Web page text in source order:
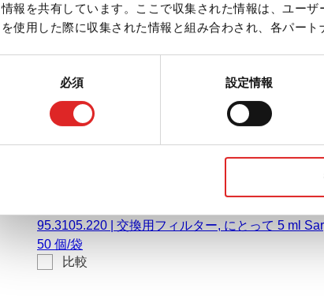
情報を共有しています。ここで収集された情報は、ユー
を使用した際に収集された情報と組み合わされ、各パート
必須 設定情報
て シングルチャンネルおよびマルチチャンネルピ
箱
比較
交換用フィルター, にとって 5 ml Sarpette®
95.3105.220
交換用フィルター, にとって 5 ml
50 個/袋
比較